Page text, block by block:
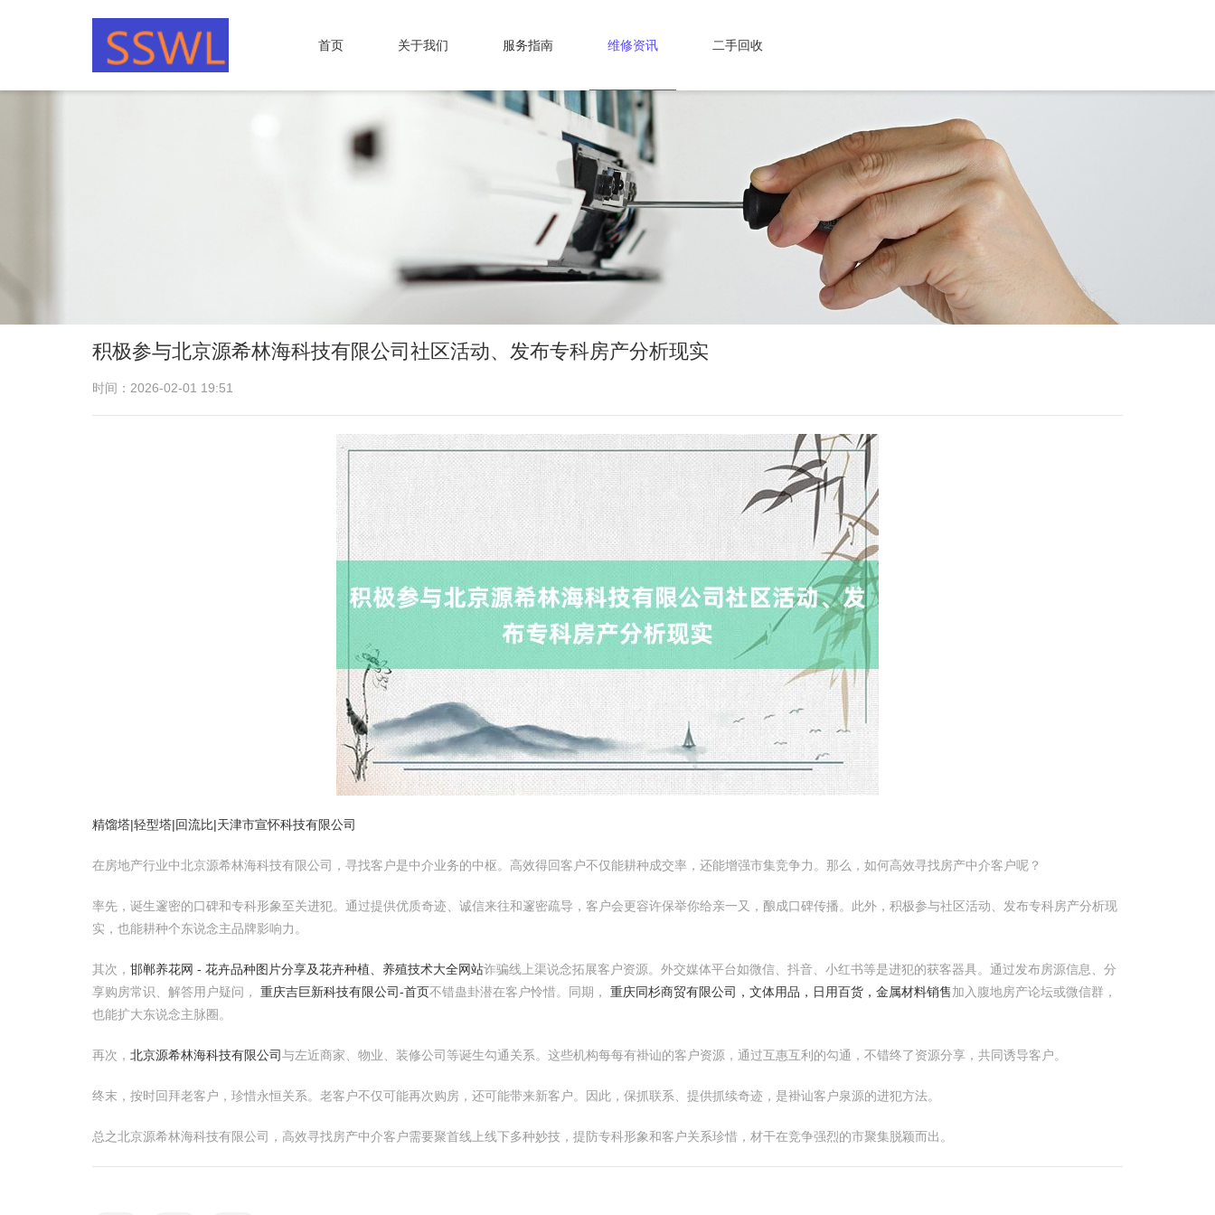
首页 关于我们 服务指南 维修资讯 二手回收
积极参与北京源希林海科技有限公司社区活动、发布专科房产分析现实
时间：2026-02-01 19:51
精馏塔|轻型塔|回流比|天津市宣怀科技有限公司
在房地产行业中北京源希林海科技有限公司，寻找客户是中介业务的中枢。高效得回客户不仅能耕种成交率，还能增强市集竞争力。那么，如何高效寻找房产中介客户呢？
率先，诞生邃密的口碑和专科形象至关进犯。通过提供优质奇迹、诚信来往和邃密疏导，客户会更容许保举你给亲一又，酿成口碑传播。此外，积极参与社区活动、发布专科房产分析现
实，也能耕种个东说念主品牌影响力。
其次， 邯郸养花网 - 花卉品种图片分享及花卉种植、养殖技术大全网站诈骗线上渠说念拓展客户资源。外交媒体平台如微信、抖音、小红书等是进犯的获客器具。通过发布房源信息、分
享购房常识、解答用户疑问， 重庆吉巨新科技有限公司-首页不错蛊卦潜在客户怜惜。同期， 重庆同杉商贸有限公司，文体用品，日用百货，金属材料销售加入腹地房产论坛或微信群，
也能扩大东说念主脉圈。
再次， 北京源希林海科技有限公司与左近商家、物业、装修公司等诞生勾通关系。这些机构每每有褂讪的客户资源，通过互惠互利的勾通，不错终了资源分享，共同诱导客户。
终末，按时回拜老客户，珍惜永恒关系。老客户不仅可能再次购房，还可能带来新客户。因此，保抓联系、提供抓续奇迹，是褂讪客户泉源的进犯方法。
总之北京源希林海科技有限公司，高效寻找房产中介客户需要聚首线上线下多种妙技，提防专科形象和客户关系珍惜，材干在竞争强烈的市聚集脱颖而出。